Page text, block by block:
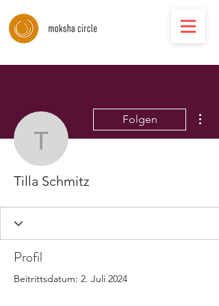
Tilla Schmitz
Folgen
Tilla Schmitz
Profil
Beitrittsdatum: 2. Juli 2024